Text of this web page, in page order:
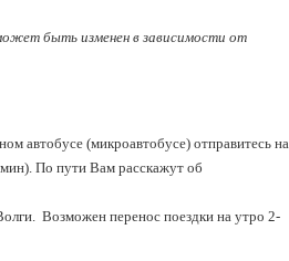
быть изменен в зависимости от
автобусе (микроавтобусе) отправитесь на
По пути Вам расскажут об
Возможен перенос поездки на утро 2-